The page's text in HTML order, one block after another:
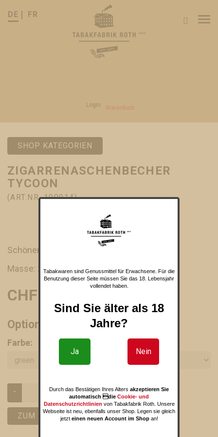
DE FR
Login Warenkorb
SHOP KATEGORIEN
ZIGARRENASCHENBECHER
TYCOON
(ART.NR. 100914)
Schöner Zigarrenaschenbecher von Tycoon
Masse: 22.2 x 18 x 4.5 cm
CHF 42.00
Optionen und Varianten
Farbe:
+
-
ZUM WARENKORB HINZUFÜGEN
Tabakwaren sind Genussmittel für Erwachsene. Für die
Benutzung dieser Seite müssen Sie das 18. Lebensjahr
vollendet haben.
Sind Sie älter als 18
Jahre?
Ja Nein
Durch das Bestätigen Ihres Alters akzeptieren Sie
automatisch die Cookie- und
Datenschutzrichtlinien von Tabakfabrik Roth. Unsere
Webseite ist neu, ebenfalls unser Shop. Legen sie gleich
jetzt einen neuen Account im Shopan!